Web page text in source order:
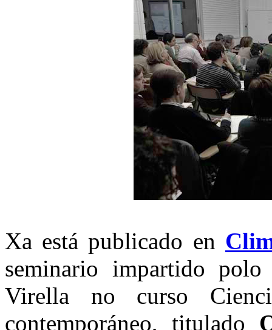
Xa está publicado en
seminario impartido
Virella no curso
contemporáneo, titulado